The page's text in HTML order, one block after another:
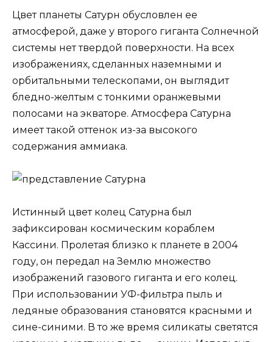
Цвет планеты Сатурн обусловлен ее
атмосферой, даже у второго гиганта Солнечной
системы нет твердой поверхности. На всех
изображениях, сделанных наземными и
орбитальными телескопами, он выглядит
бледно-желтым с тонкими оранжевыми
полосами на экваторе. Атмосфера Сатурна
имеет такой оттенок из-за высокого
содержания аммиака.
Истинный цвет колец Сатурна был
зафиксирован космическим кораблем
Кассини. Пролетая близко к планете в 2004
году, он передал на Землю множество
изображений газового гиганта и его колец.
При использовании УФ-фильтра пыль и
ледяные образования становятся красными и
сине-синими. В то же время силикаты светятся